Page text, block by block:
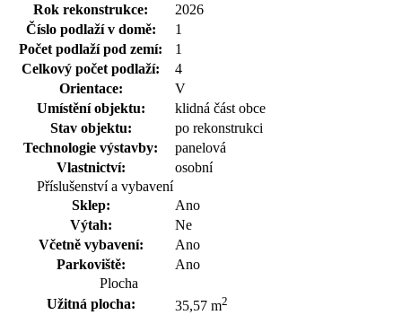
Rok rekonstrukce:
2026
Číslo podlaží v domě:
1
Počet podlaží pod zemí:
1
Celkový počet podlaží:
4
Orientace:
V
Umístění objektu:
klidná část obce
Stav objektu:
po rekonstrukci
Technologie výstavby:
panelová
Vlastnictví:
osobní
Příslušenství a vybavení
Sklep:
Ano
Výtah:
Ne
Včetně vybavení:
Ano
Parkoviště:
Ano
Plocha
Užitná plocha:
35,57 m2